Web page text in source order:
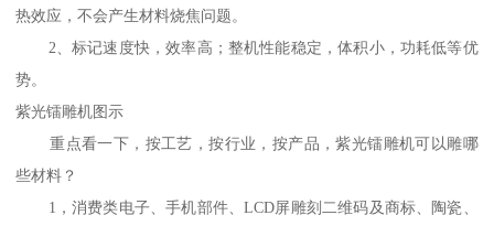
热效应，不会产生材料烧焦问题。
2、标记速度快，效率高；整机性能稳定，体积小，功耗低等优
势。
紫光镭雕机图示
重点看一下，按工艺，按行业，按产品，紫光镭雕机可以雕哪
些材料？
1，消费类电子、手机部件、LCD屏雕刻二维码及商标、陶瓷、